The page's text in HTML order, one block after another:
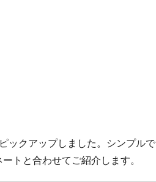
ックアップしました。シンプルで
トと合わせてご紹介します。